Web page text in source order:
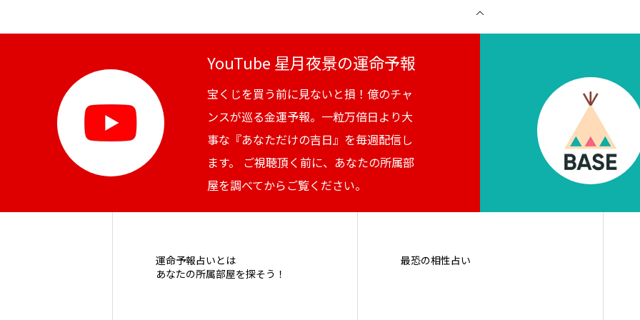
YouTube 星月夜景の運命予報
宝くじを買う前に見ないと損！億のチャ
ンスが巡る金運予報。一粒万倍日より大
事な『あなただけの吉日』を毎週配信し
ます。 ご視聴頂く前に、あなたの所属部
屋を調べてからご覧ください。
運命予報占いとは
あなたの所属部屋を探そう！
最恐の相性占い